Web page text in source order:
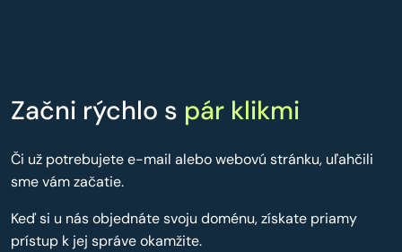
Začni rýchlo s pár klikmi
Či už potrebujete e-mail alebo webovú stránku, uľahčili
sme vám začatie.
Keď si u nás objednáte svoju doménu, získate priamy
prístup k jej správe okamžite.